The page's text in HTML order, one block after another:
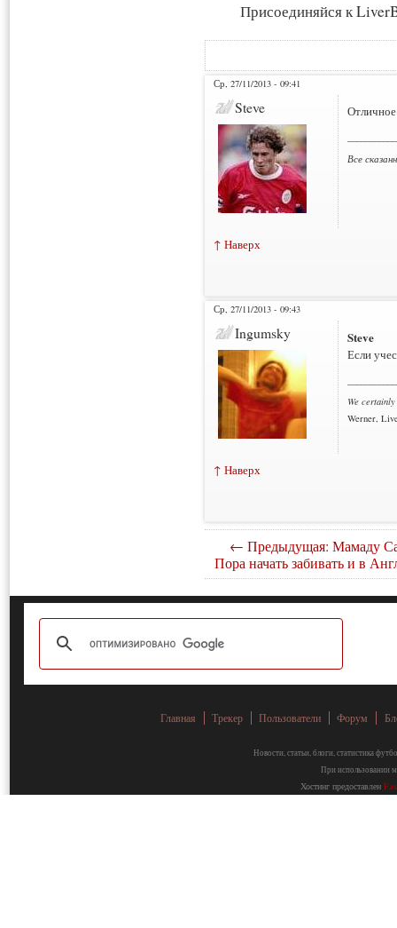
Присоединяйся к
Ср, 27/11/2013 - 09:41
Steve
Все
↑ Наверх
Ср, 27/11/2013 - 09:43
Ingumsky Steve
Если
We
Werner,
↑ Наверх
← Предыдущая: Мамаду
Пора начать забивать и в
Главная Трекер Пользователи Форум
Новости, статьи, блоги, статистика
При использовании
Хостинг предоставлен